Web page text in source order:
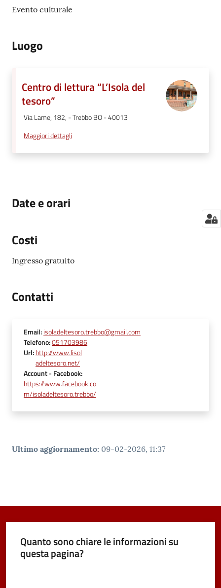
Evento culturale
Luogo
Centro di lettura “L’Isola del
tesoro”
Via Lame, 182, - Trebbo BO - 40013
Maggiori dettagli
Date e orari
Costi
Ingresso gratuito
Contatti
Email:isoladeltesoro.trebbo@gmail.com
Telefono:051703986
Url:http://www.lisol
adeltesoro.net/
Account- Facebook:
https://www.facebook.co
m/isoladeltesoro.trebbo/
Ultimo aggiornamento: 09-02-2026, 11:37
Quanto sono chiare le informazioni su
questa pagina?